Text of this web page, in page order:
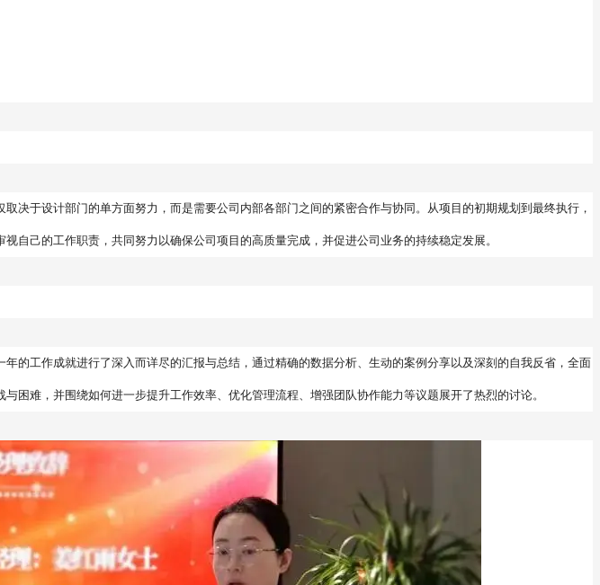
于设计部门的单方面努力，而是需要公司内部各部门之间的紧密合作与协同。从项目的初期规划到最终执行，
自己的工作职责，共同努力以确保公司项目的高质量完成，并促进公司业务的持续稳定发展。
的工作成就进行了深入而详尽的汇报与总结，通过精确的数据分析、生动的案例分享以及深刻的自我反省，全面
困难，并围绕如何进一步提升工作效率、优化管理流程、增强团队协作能力等议题展开了热烈的讨论。